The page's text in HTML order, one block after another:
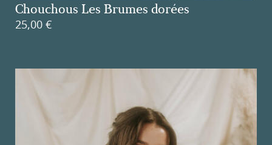
Chouchous Les Brumes dorées
25,00 €